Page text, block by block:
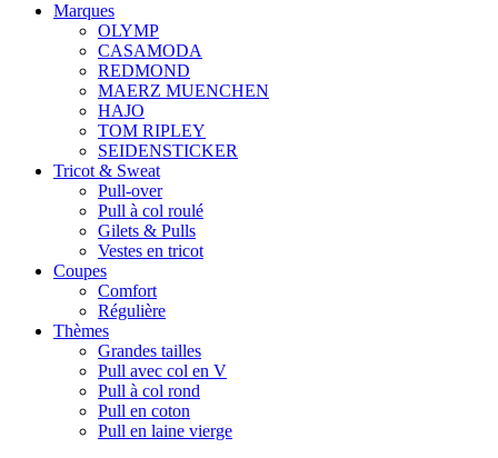
Marques
OLYMP
CASAMODA
REDMOND
MAERZ MUENCHEN
HAJO
TOM RIPLEY
SEIDENSTICKER
Tricot & Sweat
Pull-over
Pull à col roulé
Gilets & Pulls
Vestes en tricot
Coupes
Comfort
Régulière
Thèmes
Grandes tailles
Pull avec col en V
Pull à col rond
Pull en coton
Pull en laine vierge